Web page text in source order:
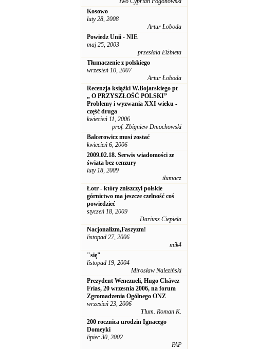
Kosowo
luty 28, 2008
Artur Łoboda
Powiedz Unii - NIE
maj 25, 2003
przesłała Elżbieta
Tłumaczenie z polskiego
wrzesień 10, 2007
Artur Łoboda
Recenzja książki W.Bojarskiego pt
„ O PRZYSZŁOŚĆ POLSKI”
Problemy i wyzwania XXI wieku -
część druga
kwiecień 11, 2006
prof. Zbigniew Dmochowski
Balcerowicz musi zostać
kwiecień 6, 2006
2009.02.18. Serwis wiadomości ze
świata bez cenzury
luty 18, 2009
tłumacz
Łotr - który zniszczył polskie
górnictwo ma jeszcze czelność coś
powiedzieć
styczeń 18, 2009
Dariusz Ciepiela
Nacjonalizm,Faszyzm!
listopad 27, 2006
mik4
"się"
listopad 19, 2004
Mirosław Naleziński
Prezydent Wenezueli, Hugo Chávez
Frías, 20 wrzesnia 2006, na forum
Zgromadzenia Ogólnego ONZ
wrzesień 23, 2006
Tlum. Roman K.
200 rocznica urodzin Ignacego
Domeyki
lipiec 30, 2002
PAP